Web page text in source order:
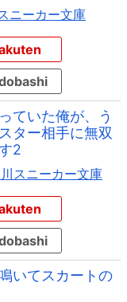
ニーカー文庫
ていた俺が、う
ター相手に無双
2
スニーカー文庫
いてスカートの